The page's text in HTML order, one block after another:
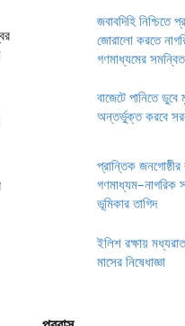
জবাবদিহি নিশ্চিতে
জোরালো করতে
গণমাধ্যমের
বাজেটে পানিতে
অন্তর্ভুক্ত করবে
প্রান্তিক
গণমাধ্যম–নাগরিক
ভূমিকার তাগিদ
ইলিশ রক্ষায়
মাসের নিষেধাজ্ঞা